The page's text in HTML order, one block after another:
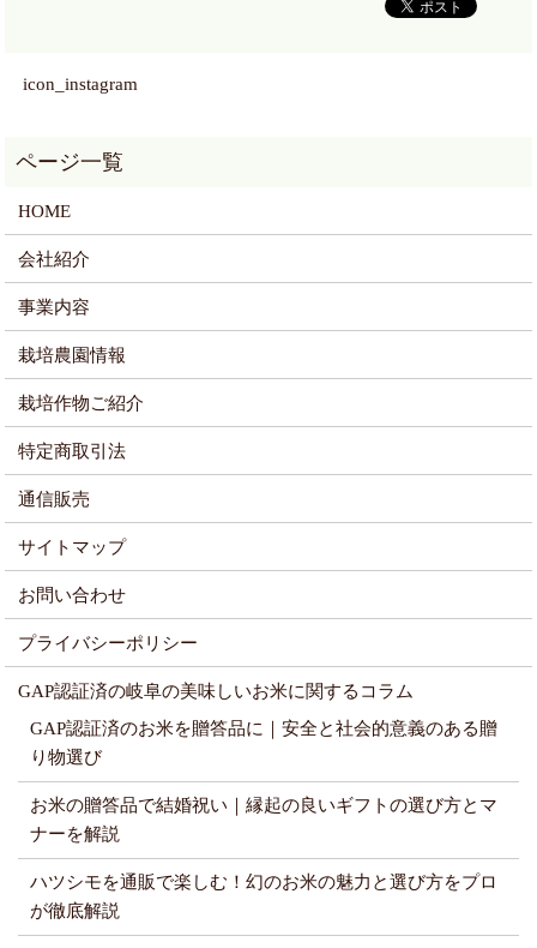
icon_instagram
HOME
会社紹介
事業内容
栽培農園情報
栽培作物ご紹介
特定商取引法
通信販売
サイトマップ
お問い合わせ
プライバシーポリシー
GAP認証済の岐阜の美味しいお米に関するコラム
GAP認証済のお米を贈答品に｜安全と社会的意義のある贈
り物選び
お米の贈答品で結婚祝い｜縁起の良いギフトの選び方とマ
ナーを解説
ハツシモを通販で楽しむ！幻のお米の魅力と選び方をプロ
が徹底解説